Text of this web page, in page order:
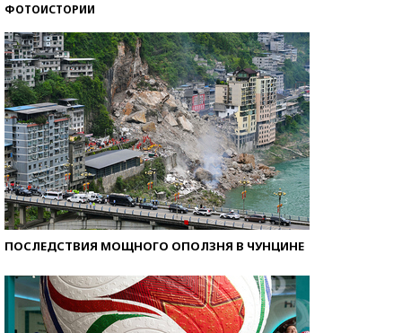
ФОТОИСТОРИИ
ПОСЛЕДСТВИЯ МОЩНОГО ОПОЛЗНЯ В ЧУНЦИНЕ